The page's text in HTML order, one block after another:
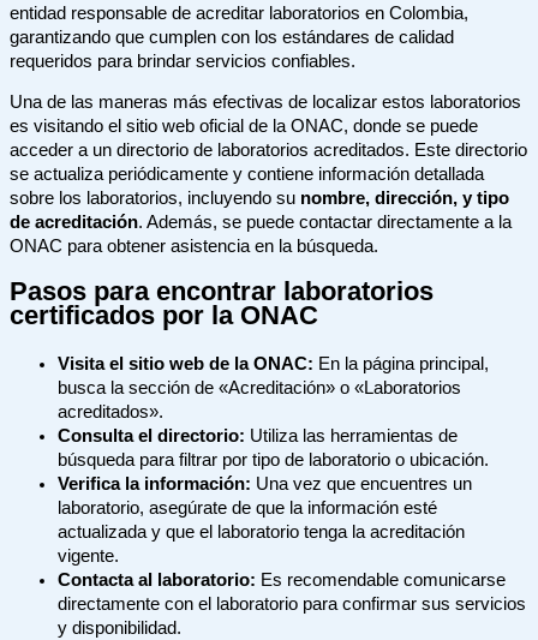
entidad responsable de acreditar laboratorios en Colombia,
garantizando que cumplen con los estándares de calidad
requeridos para brindar servicios confiables.
Una de las maneras más efectivas de localizar estos laboratorios
es visitando el sitio web oficial de la ONAC, donde se puede
acceder a un directorio de laboratorios acreditados. Este directorio
se actualiza periódicamente y contiene información detallada
sobre los laboratorios, incluyendo su nombre, dirección, y tipo
de acreditación. Además, se puede contactar directamente a la
ONAC para obtener asistencia en la búsqueda.
Pasos para encontrar laboratorios
certificados por la ONAC
Visita el sitio web de la ONAC: En la página principal,
busca la sección de «Acreditación» o «Laboratorios
acreditados».
Consulta el directorio: Utiliza las herramientas de
búsqueda para filtrar por tipo de laboratorio o ubicación.
Verifica la información: Una vez que encuentres un
laboratorio, asegúrate de que la información esté
actualizada y que el laboratorio tenga la acreditación
vigente.
Contacta al laboratorio: Es recomendable comunicarse
directamente con el laboratorio para confirmar sus servicios
y disponibilidad.